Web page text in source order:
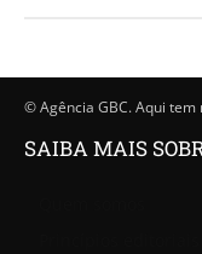
© Agência GBC. Aqui
SAIBA MAIS